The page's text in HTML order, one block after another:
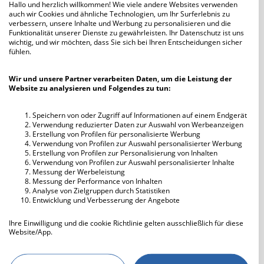
Hallo und herzlich willkommen! Wie viele andere Websites verwenden
auch wir Cookies und ähnliche Technologien, um Ihr Surferlebnis zu
verbessern, unsere Inhalte und Werbung zu personalisieren und die
Funktionalität unserer Dienste zu gewährleisten. Ihr Datenschutz ist uns
wichtig, und wir möchten, dass Sie sich bei Ihren Entscheidungen sicher
fühlen.
Wir und unsere Partner verarbeiten Daten, um die Leistung der
Website zu analysieren und Folgendes zu tun:
Speichern von oder Zugriff auf Informationen auf einem Endgerät
Verwendung reduzierter Daten zur Auswahl von Werbeanzeigen
Erstellung von Profilen für personalisierte Werbung
Verwendung von Profilen zur Auswahl personalisierter Werbung
Erstellung von Profilen zur Personalisierung von Inhalten
Verwendung von Profilen zur Auswahl personalisierter Inhalte
Messung der Werbeleistung
Messung der Performance von Inhalten
Analyse von Zielgruppen durch Statistiken
Entwicklung und Verbesserung der Angebote
Ihre Einwilligung und die cookie Richtlinie gelten ausschließlich für diese
Website/App.
Theater
Tanzen
Kino
Fernsehen
Musik hören
Literatur
Essen gehen
Kunst
Computer
Kochen
Ausgehen
consetetur sadipscing elitr, sed diam nonumy.
Lorem ipsum dolor sit amet, consetetur
sadipscing elitr, sed diam nonumy. Lorem
ipsum dolor sit amet, consetetur sadipscing
amet, consetetur sadipscing elitr, sed diam
nonumy. Lorem ipsum dolor sit amet,
Lorem ipsum dolor sit amet, consetetur
sadipscing elitr,
haben:
consetetur sadipscing elitr, sed diam nonumy.
Ich mag:
consetetur sadipscing elitr, sed diam nonumy.
Lorem ipsum dolor sit amet, consetetur
sadipscing
Ich mag nicht:
consetetur sadipscing elitr, sed diam nonumy.